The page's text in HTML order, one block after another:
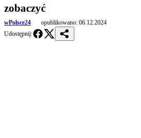
zobaczyć
wPolsce24 opublikowano: 06.12.2024
Udostępnij: